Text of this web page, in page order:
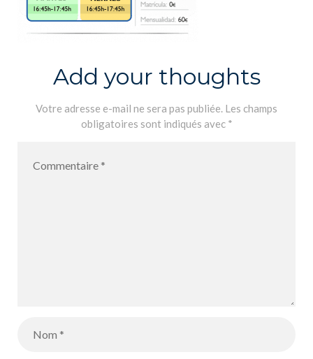
Add your thoughts
Votre adresse e-mail ne sera pas publiée. Les champs
obligatoires sont indiqués avec *